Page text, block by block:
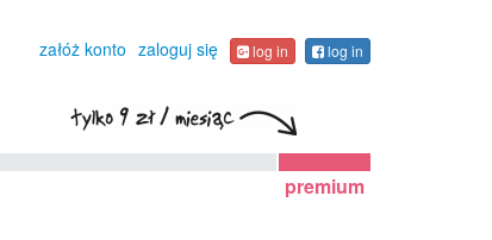
załóż konto zaloguj się log in log in
premium